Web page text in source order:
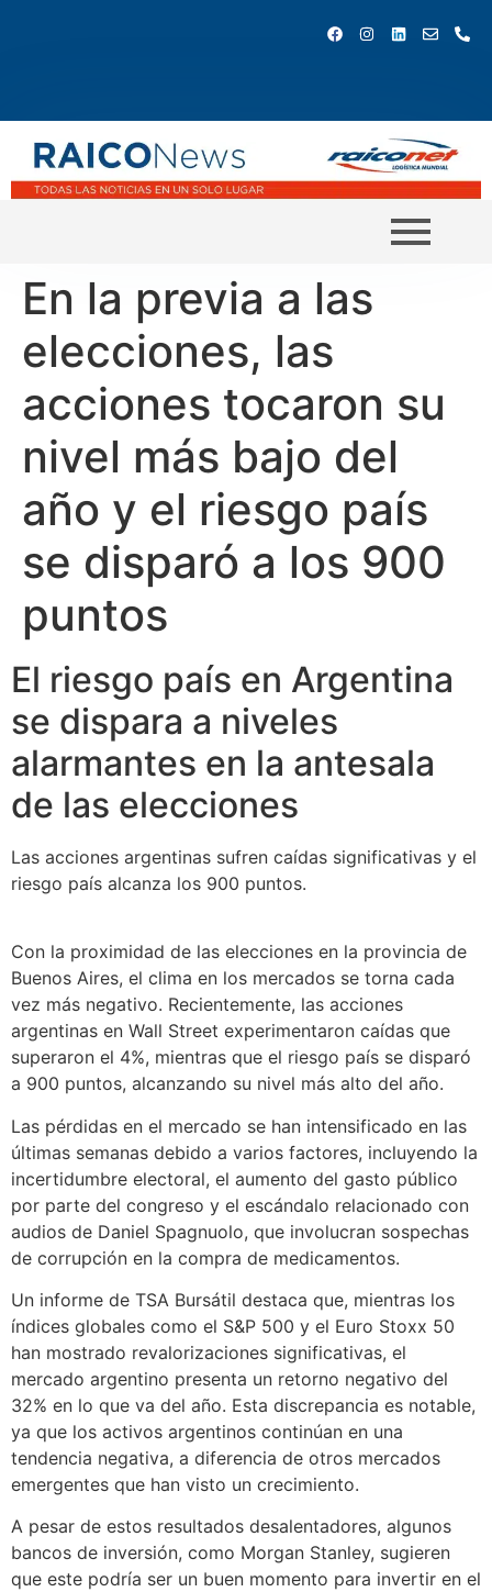
En la previa a las
elecciones, las
acciones tocaron su
nivel más bajo del
año y el riesgo país
se disparó a los 900
puntos
El riesgo país en Argentina
se dispara a niveles
alarmantes en la antesala
de las elecciones
Las acciones argentinas sufren caídas significativas y el
riesgo país alcanza los 900 puntos.
Con la proximidad de las elecciones en la provincia de
Buenos Aires, el clima en los mercados se torna cada
vez más negativo. Recientemente, las acciones
argentinas en Wall Street experimentaron caídas que
superaron el 4%, mientras que el riesgo país se disparó
a 900 puntos, alcanzando su nivel más alto del año.
Las pérdidas en el mercado se han intensificado en las
últimas semanas debido a varios factores, incluyendo la
incertidumbre electoral, el aumento del gasto público
por parte del congreso y el escándalo relacionado con
audios de Daniel Spagnuolo, que involucran sospechas
de corrupción en la compra de medicamentos.
Un informe de TSA Bursátil destaca que, mientras los
índices globales como el S&P 500 y el Euro Stoxx 50
han mostrado revalorizaciones significativas, el
mercado argentino presenta un retorno negativo del
32% en lo que va del año. Esta discrepancia es notable,
ya que los activos argentinos continúan en una
tendencia negativa, a diferencia de otros mercados
emergentes que han visto un crecimiento.
A pesar de estos resultados desalentadores, algunos
bancos de inversión, como Morgan Stanley, sugieren
que este podría ser un buen momento para invertir en el